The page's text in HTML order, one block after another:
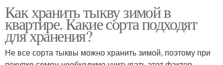
Как хранить тыкву зимой в
квартире. Какие сорта подходят
для хранения?
Не все сорта тыквы можно хранить зимой, поэтому при